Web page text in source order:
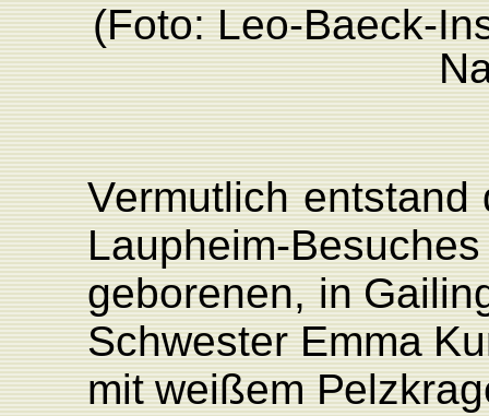
(Foto: Leo-Baeck-
Vermutlich entstand
Laupheim-Besuches
geborenen, in
SchwesterEmma K
mit weißem P